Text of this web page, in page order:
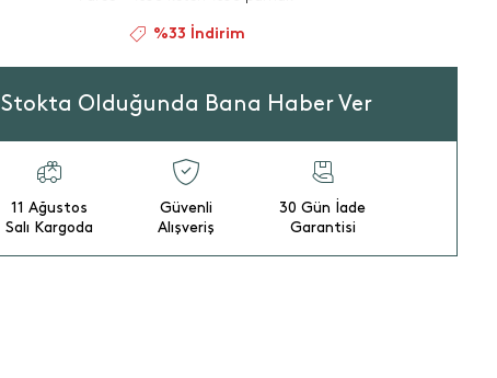
%33 İndirim
Stokta Olduğunda Bana Haber Ver
11 Ağustos
Salı Kargoda
Güvenli
Alışveriş
30 Gün İade
Garantisi